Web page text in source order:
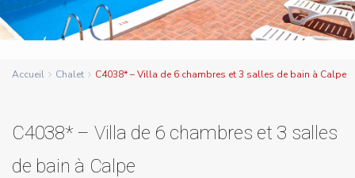
Accueil Chalet C4038* – Villa de 6 chambres et 3 salles de bain à Calpe
C4038* – Villa de 6 chambres et 3 salles
de bain à Calpe